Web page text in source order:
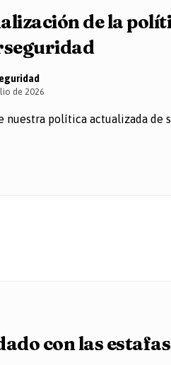
de la
de 2026
nuestra política actualizada de
con las